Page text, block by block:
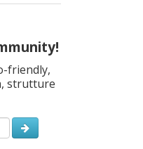
friendly,
strutture